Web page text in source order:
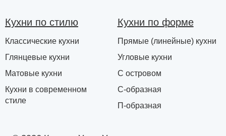
Кухни по стилю
Классические кухни
Глянцевые кухни
Матовые кухни
Кухни в современном
стиле
Кухни по форме
Прямые (линейные) кухни
Угловые кухни
С островом
С-образная
П-образная